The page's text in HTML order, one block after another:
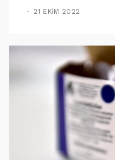
21 EKIM 2022